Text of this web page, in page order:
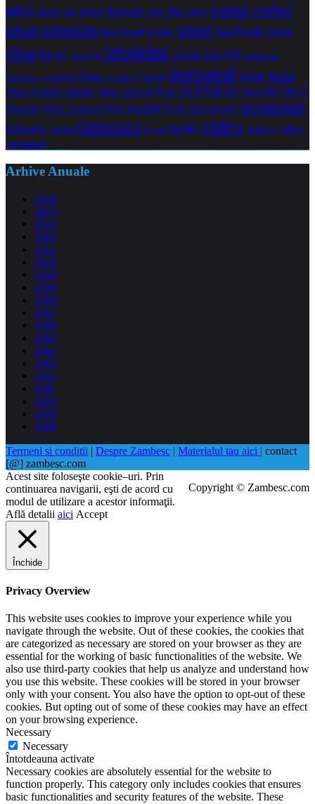
adult audio bani benzi desenate blog Bucuresti coduricoduri
emag concurs download DVDRip emag facebook femei
filme funny google imagini jocuri Kiss FM maramures
messenger noiembrie Nokia octombrie orange personal pozequiz
Quiz Comert Online Quiz Gadget Quiz HI-TECH Biz Quiz HI-TECH
Oameni Quiz Internet Quiz KissFM Quiz Tehnologie raspunsuri
romania sugestii timisoara torrent trailer video Vodafone yahoo
messenger
Arhive Anuale
2026
2025
2024
2023
2022
2021
2020
2019
2018
2017
2016
2015
2014
2013
2012
2011
2010
2009
2008
Termeni si conditii | Despre Zambesc | Materialul tau aici | contact
[@] zambesc.com
Copyright © Zambesc.com
Acest site foloseşte cookie–uri. Prin
continuarea navigarii, eşti de acord cu
modul de utilizare a acestor informaţii.
Află detalii aici Accept
Închide
Privacy Overview
This website uses cookies to improve your experience while you
navigate through the website. Out of these cookies, the cookies that
are categorized as necessary are stored on your browser as they are
essential for the working of basic functionalities of the website. We
also use third-party cookies that help us analyze and understand how
you use this website. These cookies will be stored in your browser
only with your consent. You also have the option to opt-out of these
cookies. But opting out of some of these cookies may have an effect
on your browsing experience.
Necessary
Necessary
Întotdeauna activate
Necessary cookies are absolutely essential for the website to
function properly. This category only includes cookies that ensures
basic functionalities and security features of the website. These